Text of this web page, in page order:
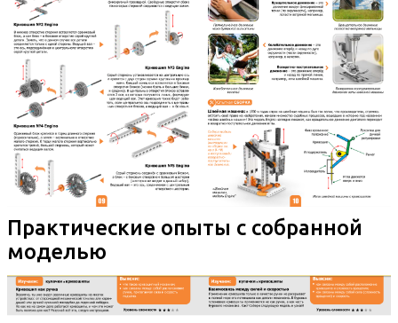
Практические опыты с собранной
моделью